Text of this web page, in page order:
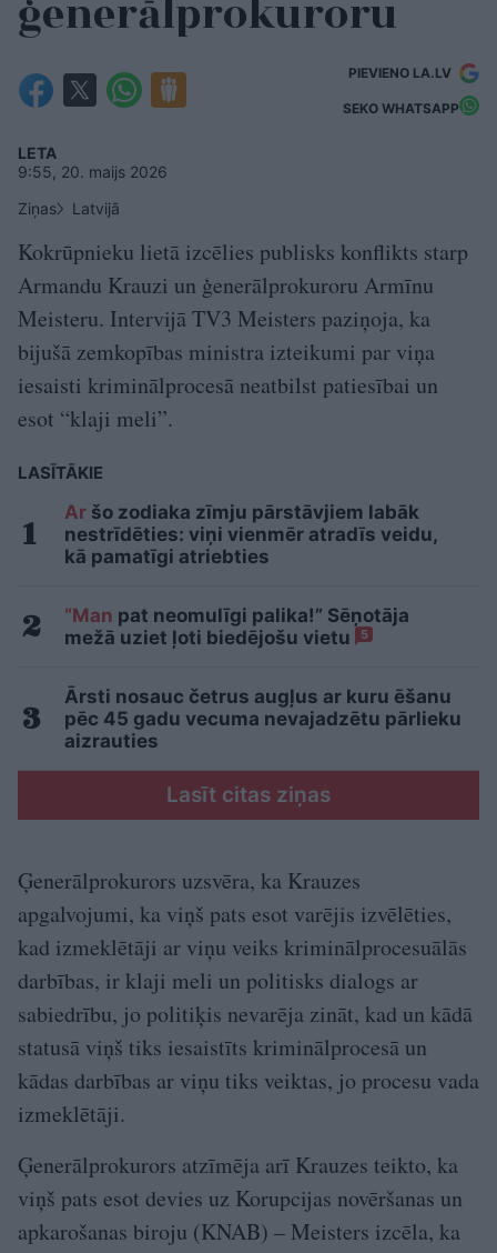
ģenerālprokuroru
PIEVIENO LA.LV
SEKO WHATSAPP
LETA
9:55, 20. maijs 2026
Ziņas
Latvijā
Kokrūpnieku lietā izcēlies publisks konflikts starp
Armandu Krauzi un ģenerālprokuroru Armīnu
Meisteru. Intervijā TV3 Meisters paziņoja, ka
bijušā zemkopības ministra izteikumi par viņa
iesaisti kriminālprocesā neatbilst patiesībai un
esot “klaji meli”.
LASĪTĀKIE
Ar šo zodiaka zīmju pārstāvjiem labāk
nestrīdēties: viņi vienmēr atradīs veidu,
kā pamatīgi atriebties
“Man pat neomulīgi palika!” Sēņotāja
mežā uziet ļoti biedējošu vietu
5
Ārsti nosauc četrus augļus ar kuru ēšanu
pēc 45 gadu vecuma nevajadzētu pārlieku
aizrauties
Lasīt citas ziņas
Ģenerālprokurors uzsvēra, ka Krauzes
apgalvojumi, ka viņš pats esot varējis izvēlēties,
kad izmeklētāji ar viņu veiks kriminālprocesuālās
darbības, ir klaji meli un politisks dialogs ar
sabiedrību, jo politiķis nevarēja zināt, kad un kādā
statusā viņš tiks iesaistīts kriminālprocesā un
kādas darbības ar viņu tiks veiktas, jo procesu vada
izmeklētāji.
Ģenerālprokurors atzīmēja arī Krauzes teikto, ka
viņš pats esot devies uz Korupcijas novēršanas un
apkarošanas biroju (KNAB) – Meisters izcēla, ka